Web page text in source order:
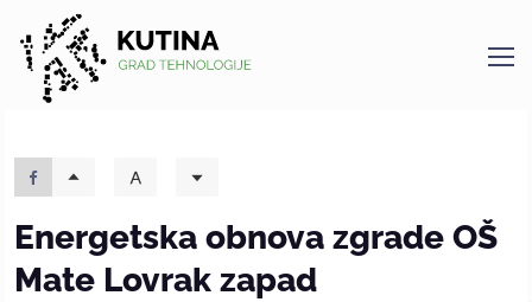
Kutina
Energetska obnova zgrade OŠ
Mate Lovrak zapad